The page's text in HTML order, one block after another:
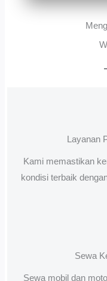
Layanan
Kami memastikan
kondisi terbaik
Sewa
Sewa mobil dan